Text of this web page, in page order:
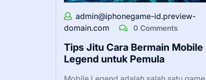
admin@iphonegame-id.preview-
domain.com
0 Comments
Tips Jitu Cara Bermain Mobile
Legend untuk Pemula